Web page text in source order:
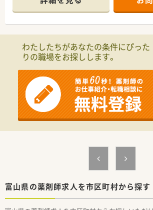
わたしたちがあなたの条件にぴった
りの職場をお探しします。
富山県の薬剤師求人を市区町村から探す